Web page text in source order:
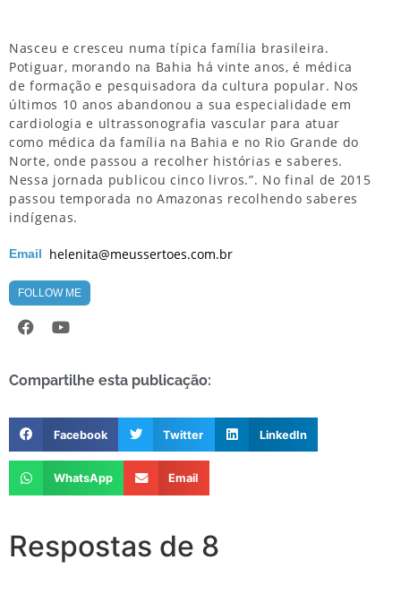
Nasceu e cresceu numa típica família brasileira.
Potiguar, morando na Bahia há vinte anos, é médica
de formação e pesquisadora da cultura popular. Nos
últimos 10 anos abandonou a sua especialidade em
cardiologia e ultrassonografia vascular para atuar
como médica da família na Bahia e no Rio Grande do
Norte, onde passou a recolher histórias e saberes.
Nessa jornada publicou cinco livros.”. No final de 2015
passou temporada no Amazonas recolhendo saberes
indígenas.
Email helenita@meussertoes.com.br
FOLLOW ME
Compartilhe esta publicação:
Facebook Twitter LinkedIn
WhatsApp Email
Respostas de 8